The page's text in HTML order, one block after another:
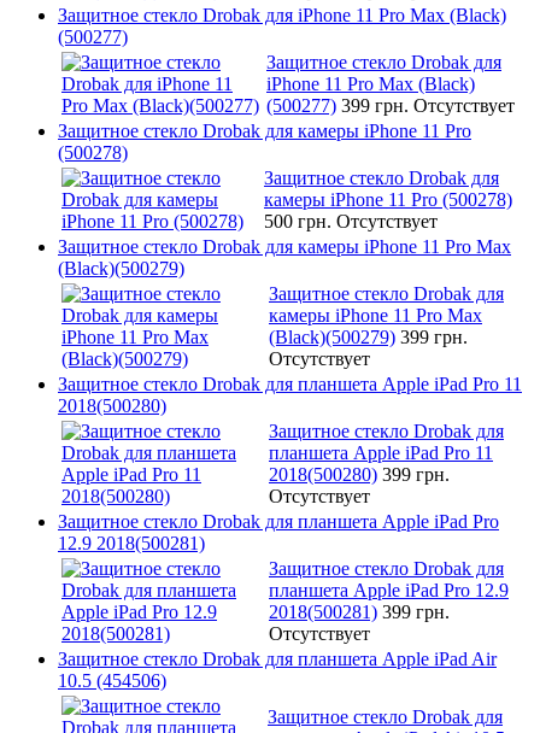
Защитное стекло Drobak для iPhone 11 Pro Max (Black)
(500277)
Защитное стекло Drobak для
iPhone 11 Pro Max (Black)
(500277) 399 грн. Отсутствует
Защитное стекло Drobak для камеры iPhone 11 Pro
(500278)
Защитное стекло Drobak для
камеры iPhone 11 Pro (500278)
500 грн. Отсутствует
Защитное стекло Drobak для камеры iPhone 11 Pro Max
(Black)(500279)
Защитное стекло Drobak для
камеры iPhone 11 Pro Max
(Black)(500279) 399 грн.
Отсутствует
Защитное стекло Drobak для планшета Apple iPad Pro 11
2018(500280)
Защитное стекло Drobak для
планшета Apple iPad Pro 11
2018(500280) 399 грн.
Отсутствует
Защитное стекло Drobak для планшета Apple iPad Pro
12.9 2018(500281)
Защитное стекло Drobak для
планшета Apple iPad Pro 12.9
2018(500281) 399 грн.
Отсутствует
Защитное стекло Drobak для планшета Apple iPad Air
10.5 (454506)
Защитное стекло Drobak для